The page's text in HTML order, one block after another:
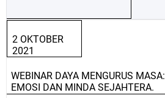
2 OKTOBER
2021
WEBINAR DAYA MENGURUS MASA:
EMOSI DAN MINDA SEJAHTERA.